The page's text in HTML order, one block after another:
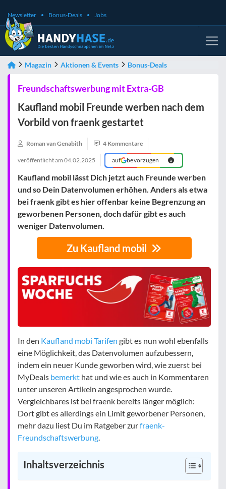
Newsletter Bonus-Deals Jobs
Magazin Aktionen & Events Bonus-Deals
Freundschaftswerbung mit Extra-GB
Kaufland mobil Freunde werben nach dem
Vorbild von fraenk gestartet
Roman van Genabith 4 Kommentare
veröffentlicht am 04.02.2025 auf bevorzugen
Kaufland mobil lässt Dich jetzt auch Freunde werben
und so Dein Datenvolumen erhöhen. Anders als etwa
bei fraenk gibt es hier offenbar keine Begrenzung an
geworbenen Personen, doch dafür gibt es auch
weniger Datenvolumen.
Zu Kaufland mobil
In den Kaufland mobi Tarifen gibt es nun wohl ebenfalls
eine Möglichkeit, das Datenvolumen aufzubessern,
indem ein neuer Kunde geworben wird, wie zuerst bei
MyDeals bemerkt hat und wie es auch in Kommentaren
unter unseren Artikeln angesprochen wurde.
Vergleichbares ist bei fraenk bereits länger möglich:
Dort gibt es allerdings ein Limit geworbener Personen,
mehr dazu liest Du im Ratgeber zurfraenk-
Freundschaftswerbung
Inhaltsverzeichnis